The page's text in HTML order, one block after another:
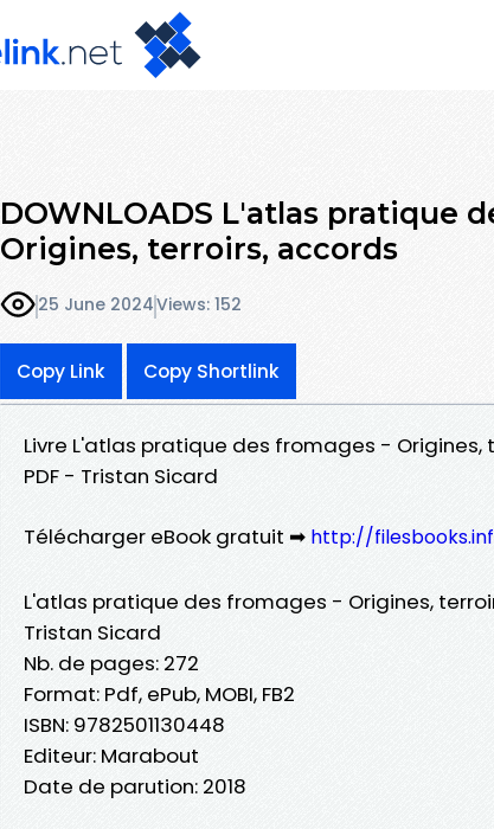
DOWNLOADS L'atlas pratique
Origines, terroirs, accords
25 June 2024Views: 152
Copy Link Copy Shortlink
Livre L'atlas pratique des fromages - Origines,
PDF - Tristan Sicard
Télécharger eBook gratuit ➡ http://
L'atlas pratique des fromages - Origines,
Tristan Sicard
Nb. de pages: 272
Format: Pdf, ePub, MOBI, FB2
ISBN: 9782501130448
Editeur: Marabout
Date de parution: 2018